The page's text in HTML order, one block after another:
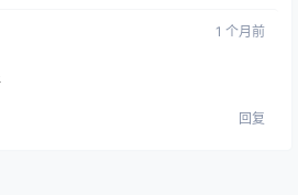
1 个月前
回复